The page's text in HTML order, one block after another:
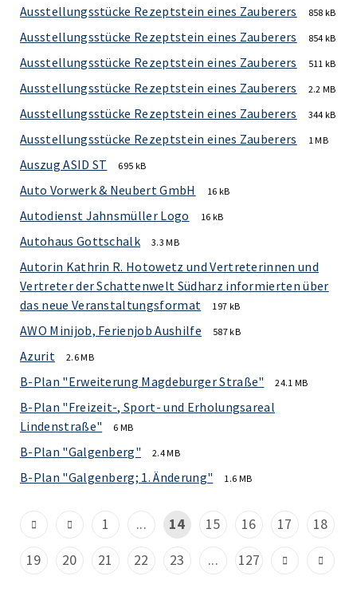
Ausstellungsstücke Rezeptstein eines Zauberers 858 kB
Ausstellungsstücke Rezeptstein eines Zauberers 854 kB
Ausstellungsstücke Rezeptstein eines Zauberers 511 kB
Ausstellungsstücke Rezeptstein eines Zauberers 2.2 MB
Ausstellungsstücke Rezeptstein eines Zauberers 344 kB
Ausstellungsstücke Rezeptstein eines Zauberers 1 MB
Auszug ASID ST 695 kB
Auto Vorwerk & Neubert GmbH 16 kB
Autodienst Jahnsmüller Logo 16 kB
Autohaus Gottschalk 3.3 MB
Autorin Kathrin R. Hotowetz und Vertreterinnen und
Vertreter der Schattenwelt Südharz informierten über
das neue Veranstaltungsformat
197 kB
AWO Minijob, Ferienjob Aushilfe 587 kB
Azurit 2.6 MB
B-Plan "Erweiterung Magdeburger Straße" 24.1 MB
B-Plan "Freizeit-, Sport- und Erholungsareal
Lindenstraße"
6 MB
B-Plan "Galgenberg" 2.4 MB
B-Plan "Galgenberg; 1. Änderung" 1.6 MB
1 ... 14 15 16 17
18
19
20 21 22 23 ... 127